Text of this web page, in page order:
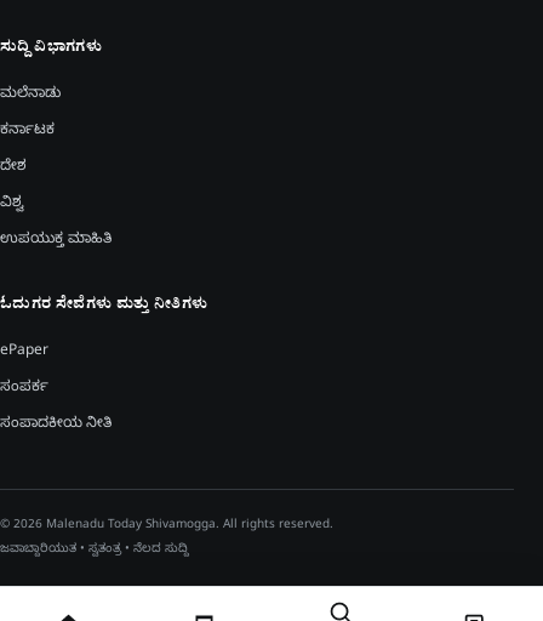
ಸುದ್ದಿ ವಿಭಾಗಗಳು
ಮಲೆನಾಡು
ಕರ್ನಾಟಕ
ದೇಶ
ವಿಶ್ವ
ಉಪಯುಕ್ತ ಮಾಹಿತಿ
ಓದುಗರ ಸೇವೆಗಳು ಮತ್ತು ನೀತಿಗಳು
ePaper
ಸಂಪರ್ಕ
ಸಂಪಾದಕೀಯ ನೀತಿ
© 2026 Malenadu Today Shivamogga. All rights reserved.
ಜವಾಬ್ದಾರಿಯುತ • ಸ್ವತಂತ್ರ • ನೆಲದ ಸುದ್ದಿ